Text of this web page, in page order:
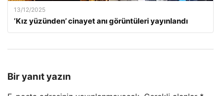
13/12/2025
‘Kız yüzünden’ cinayet anı görüntüleri yayınlandı
Bir yanıt yazın